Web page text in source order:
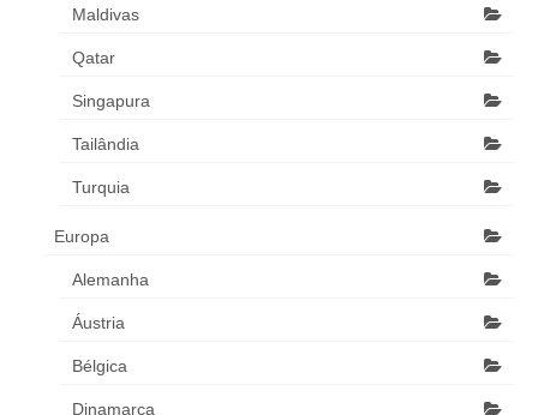
Maldivas
Qatar
Singapura
Tailândia
Turquia
Europa
Alemanha
Áustria
Bélgica
Dinamarca